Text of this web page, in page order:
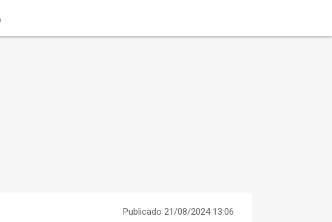
Publicado 21/08/2024 13:06